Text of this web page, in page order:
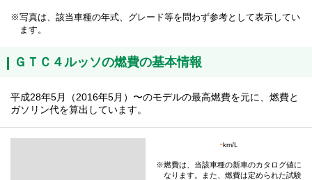
写真は、該当車種の年式、グレード等を問わず参考として表示してい
ます。
ＧＴＣ４ルッソの燃費の基本情報
平成28年5月（2016年5月）〜のモデルの最高燃費を元に、燃費と
ガソリン代を算出しています。
-km/L
燃費は、当該車種の新車のカタログ値に
なります。また、燃費は定められた試験